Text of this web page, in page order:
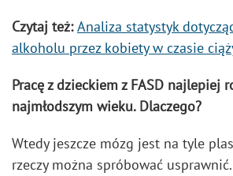
Czytaj też:Analiza statystyk
alkoholu przez kobiety w czasie
Pracę z dzieckiem z FASD najlepiej
najmłodszym wieku. Dlaczego?
Wtedy jeszcze mózg jest na tyle
rzeczy można spróbować